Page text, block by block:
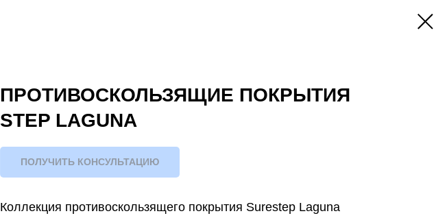
ПРОТИВОСКОЛЬЗЯЩИЕ ПОКРЫТИЯ
STEP LAGUNA
ПОЛУЧИТЬ КОНСУЛЬТАЦИЮ
Коллекция противоскользящего покрытия Surestep Laguna